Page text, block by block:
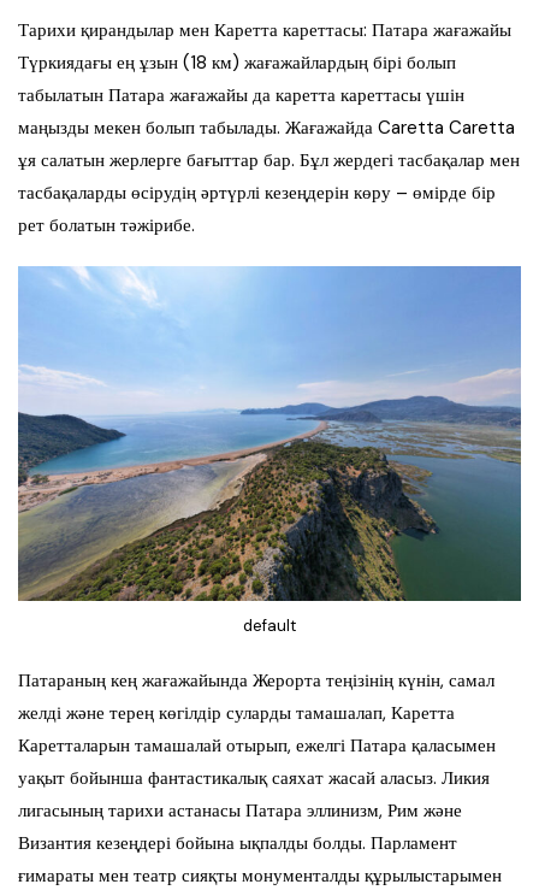
Тарихи қирандылар мен Каретта кареттасы: Патара жағажайы
Түркиядағы ең ұзын (18 км) жағажайлардың бірі болып
табылатын Патара жағажайы да каретта кареттасы үшін
маңызды мекен болып табылады. Жағажайда Caretta Caretta
ұя салатын жерлерге бағыттар бар. Бұл жердегі тасбақалар мен
тасбақаларды өсірудің әртүрлі кезеңдерін көру – өмірде бір
рет болатын тәжірибе.
default
Патараның кең жағажайында Жерорта теңізінің күнін, самал
желді және терең көгілдір суларды тамашалап, Каретта
Каретталарын тамашалай отырып, ежелгі Патара қаласымен
уақыт бойынша фантастикалық саяхат жасай аласыз. Ликия
лигасының тарихи астанасы Патара эллинизм, Рим және
Византия кезеңдері бойына ықпалды болды. Парламент
ғимараты мен театр сияқты монументалды құрылыстарымен